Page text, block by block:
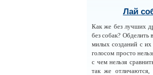
Лай
Как же без лучших
без собак? Обделить
милых созданий с
голосом просто
с чем нельзя
так же отличаются,